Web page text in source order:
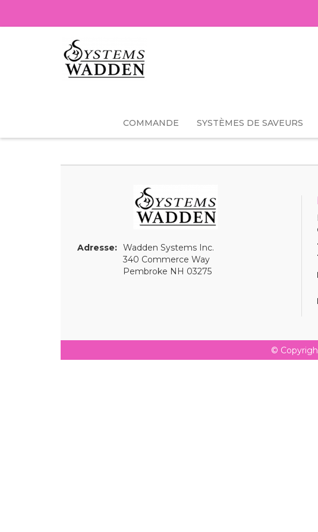
COMMANDE SYSTÈMES DE SAVEURS
Adresse: Wadden Systems Inc.
340 Commerce Way
Pembroke NH 03275
©